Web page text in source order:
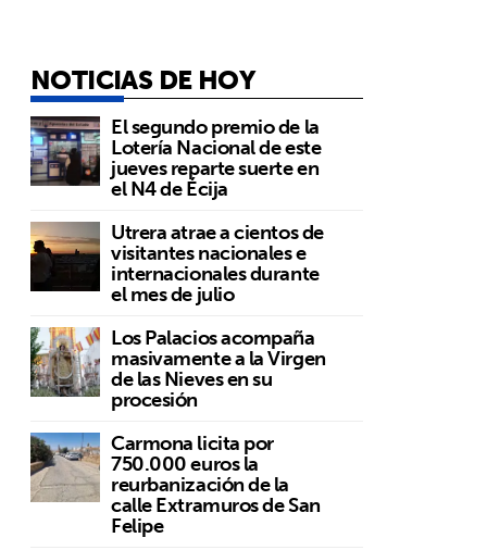
NOTICIAS DE HOY
El segundo premio de la
Lotería Nacional de este
jueves reparte suerte en
el N4 de Écija
Utrera atrae a cientos de
visitantes nacionales e
internacionales durante
el mes de julio
Los Palacios acompaña
masivamente a la Virgen
de las Nieves en su
procesión
Carmona licita por
750.000 euros la
reurbanización de la
calle Extramuros de San
Felipe